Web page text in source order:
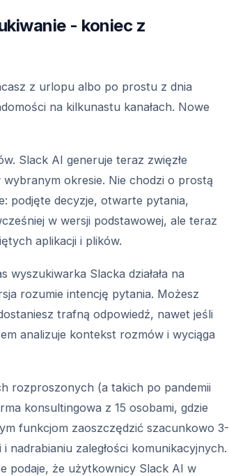
- koniec z
z urlopu albo po prostu z dnia
na kilkunastu kanałach. Nowe
Slack AI generuje teraz zwięzłe
okresie. Nie chodzi o prostą
podjęte decyzje, otwarte pytania,
w wersji podstawowej, ale teraz
aplikacji i plików.
Slacka działała na
rozumie intencję pytania. Możesz
trafną odpowiedź, nawet jeśli
analizuje kontekst rozmów i wyciąga
rozproszonych (a takich po pandemii
konsultingowa z 15 osobami, gdzie
funkcjom zaoszczędzić szacunkowo 3-
nadrabianiu zaległości komunikacyjnych.
podaje, że użytkownicy Slack AI w